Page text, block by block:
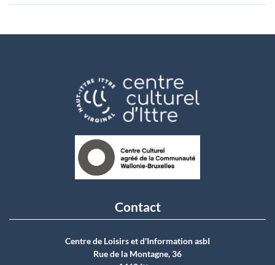
Contact
Centre de Loisirs et d'Information asbI
Rue de la Montagne, 36